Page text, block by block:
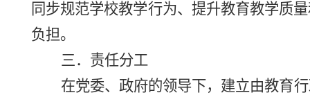
同步规范学校教学行为、提升教育教学质
负担。
三．责任分工
在党委、政府的领导下，建立由教育